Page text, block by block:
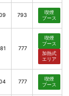
793
喫煙
ブース
777
喫煙
ブース
加熱式
エリア
777
喫煙
ブース